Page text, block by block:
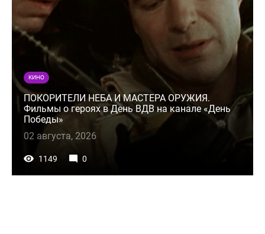
КИНО
ПОКОРИТЕЛИ НЕБА И МАСТЕРА ОРУЖИЯ.
Фильмы о героях в День ВДВ на канале «День
Победы»
02 августа, 2026
1149 0